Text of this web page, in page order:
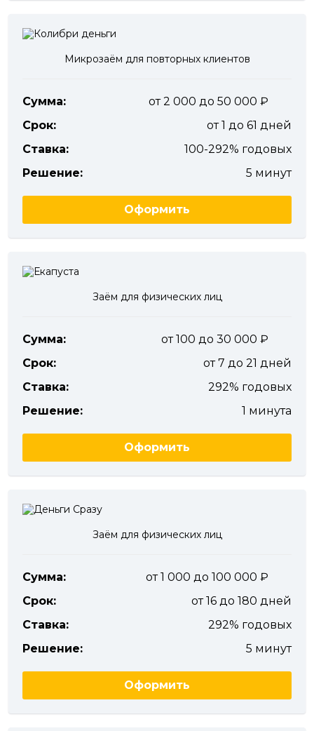
Микрозаём для повторных клиентов
Сумма:
от 2 000 до 50 000
Срок:
от 1 до 61 дней
Ставка:
100-292% годовых
Решение:
5 минут
Оформить
Заём для физических лиц
Сумма:
от 100 до 30 000
Срок:
от 7 до 21 дней
Ставка:
292% годовых
Решение:
1 минута
Оформить
Заём для физических лиц
Сумма:
от 1 000 до 100 000
Срок:
от 16 до 180 дней
Ставка:
292% годовых
Решение:
5 минут
Оформить